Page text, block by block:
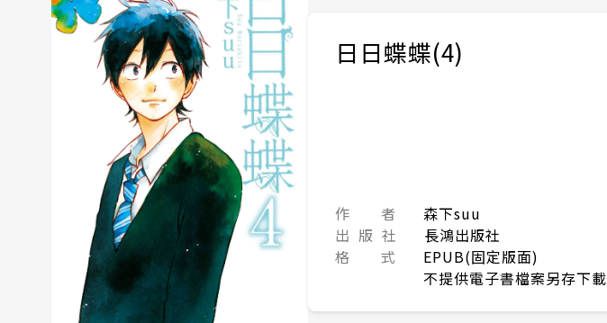
日日蝶蝶(4)
作 者
森下suu
出 版 社
長鴻出版社
格 式
EPUB(固定版面)
不提供電子書檔案另存下載